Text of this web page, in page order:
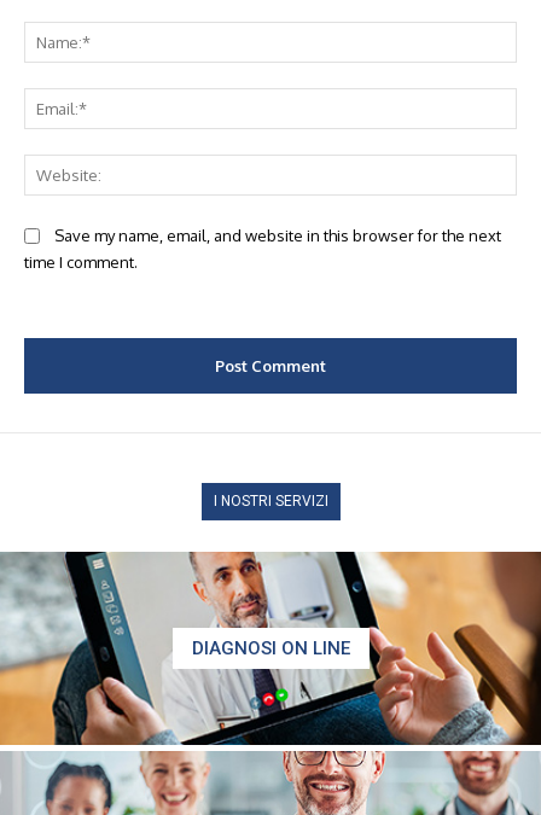
Save my name, email, and website in this browser for the next
time I comment.
I NOSTRI SERVIZI
DIAGNOSI ON LINE